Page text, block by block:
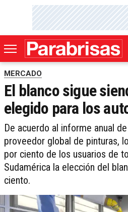
MERCADO
El blanco sigue
elegido para los
De acuerdo al informe anual
proveedor global de pinturas,
por ciento de los usuarios de
Sudamérica la elección del
ciento.